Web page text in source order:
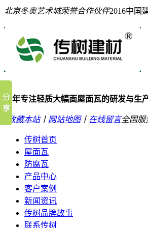
北京冬奥艺术城荣誉合作伙伴2016中国
10年专注轻质大幅面屋面瓦的研发与生
收藏本站丨 网站地图丨 在线留言全国服
传树首页
屋面瓦
防腐瓦
产品中心
客户案例
新闻资讯
传树品牌故事
联系传树